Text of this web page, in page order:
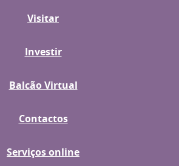
Visitar
Investir
Balcão Virtual
Contactos
Serviços online